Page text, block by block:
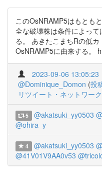
このOsNRAMP5はもとも
全な破壊株は条件によっ
る。 あきたこまちRの低
OsNRAMP5に由来する。
2023-09-06 13:05:23
@Dominique_Domon (投
リツイート・ネットワー
5 @akatsuki_yy0503
@ohira_y
4 @akatsuki_yy0503
@41V01V9AA0v53